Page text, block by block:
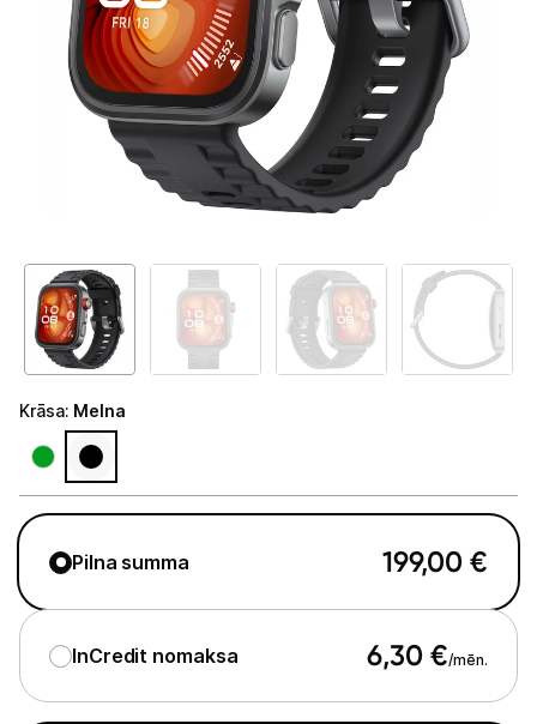
Telefoni, planšetdatori
Viedierīces
Viedpulksteņi un aproces
Viedpulksteņi
Fitnesa aproces
Aksesuāri viedpulksteņiem
Izklaide un atpūta
Video
Zāles pļāvēji roboti
Sadzīves tehnika
Krāsa: Melna
Pilna summa 199,00 €
InCredit nomaksa 6,30 €/mēn.